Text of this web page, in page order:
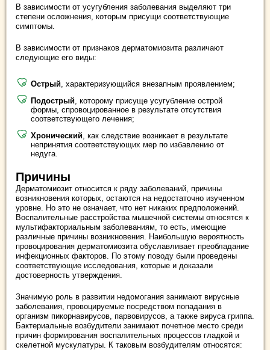
В зависимости от усугубления заболевания выделяют три
степени осложнения, которым присущи соответствующие
симптомы.
В зависимости от признаков дерматомиозита различают
следующие его виды:
Острый, характеризующийся внезапным проявлением;
Подострый, которому присуще усугубление острой
формы, спровоцированное в результате отсутствия
соответствующего лечения;
Хронический, как следствие возникает в результате
непринятия соответствующих мер по избавлению от
недуга.
Причины
Дерматомиозит относится к ряду заболеваний, причины
возникновения которых, остаются на недостаточно изученном
уровне. Но это не означает, что нет никаких предположений.
Воспалительные расстройства мышечной системы относятся к
мультифакториальным заболеваниям, то есть, имеющие
различные причины возникновения. Наибольшую вероятность
провоцирования дерматомиозита обуславливает преобладание
инфекционных факторов. По этому поводу были проведены
соответствующие исследования, которые и доказали
достоверность утверждения.
Значимую роль в развитии недомогания занимают вирусные
заболевания, провоцируемые посредством попадания в
организм пикорнавирусов, парвовирусов, а также вируса гриппа.
Бактериальные возбудители занимают почетное место среди
причин формирования воспалительных процессов гладкой и
скелетной мускулатуры. К таковым возбудителям относятся: